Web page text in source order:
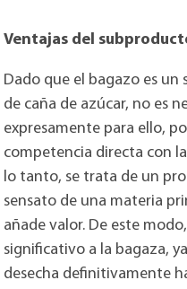
Ventajas del
Dado que el bagazo es
de caña de azúcar, no es
expresamente para ello,
competencia directa con
lo tanto, se trata de un
sensato de una materia
añade valor. De este
significativo a la bagaza,
desecha definitivamente